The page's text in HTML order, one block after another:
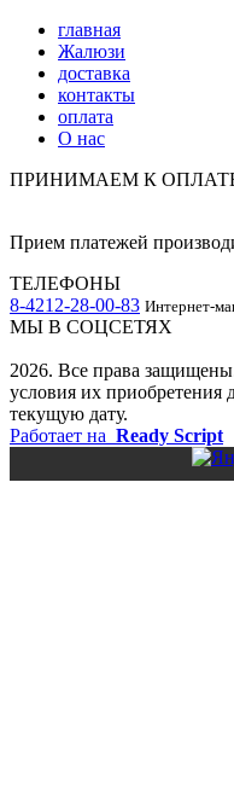
главная
Жалюзи
доставка
контакты
оплата
О нас
ПРИНИМАЕМ К
Прием платежей
ТЕЛЕФОНЫ
8-4212-28-00-83 Интернет-
МЫ В СОЦСЕТЯХ
2026. Все права
условия их приобретения
текущую дату.
Работает на Ready Script